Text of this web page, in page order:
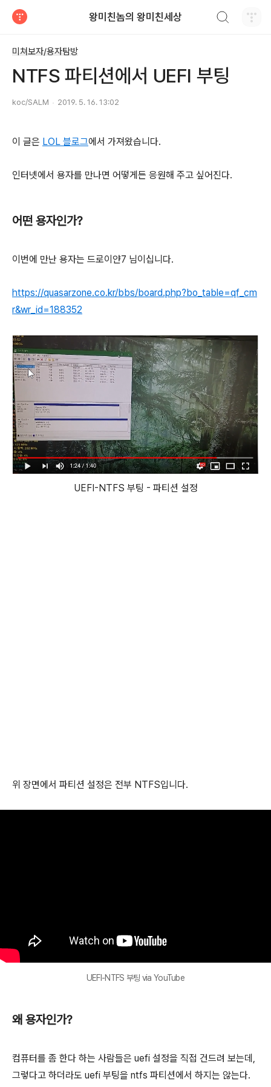
왕미친놈의 왕미친세상
미쳐보자/용자탐방
NTFS 파티션에서 UEFI 부팅
koc/SALM 2019. 5. 16. 13:02
이 글은 LOL 블로그에서 가져왔습니다.
인터넷에서 용자를 만나면 어떻게든 응원해 주고 싶어진다.
어떤 용자인가?
이번에 만난 용자는 드로이얀7 님이십니다.
https://quasarzone.co.kr/bbs/board.php?bo_table=qf_cm
r&wr_id=188352
UEFI-NTFS 부팅 - 파티션 설정
위 장면에서 파티션 설정은 전부 NTFS입니다.
UEFI-NTFS 부팅 via YouTube
왜 용자인가?
컴퓨터를 좀 한다 하는 사람들은 uefi 설정을 직접 건드려 보는데,
그렇다고 하더라도 uefi 부팅을 ntfs 파티션에서 하지는 않는다.